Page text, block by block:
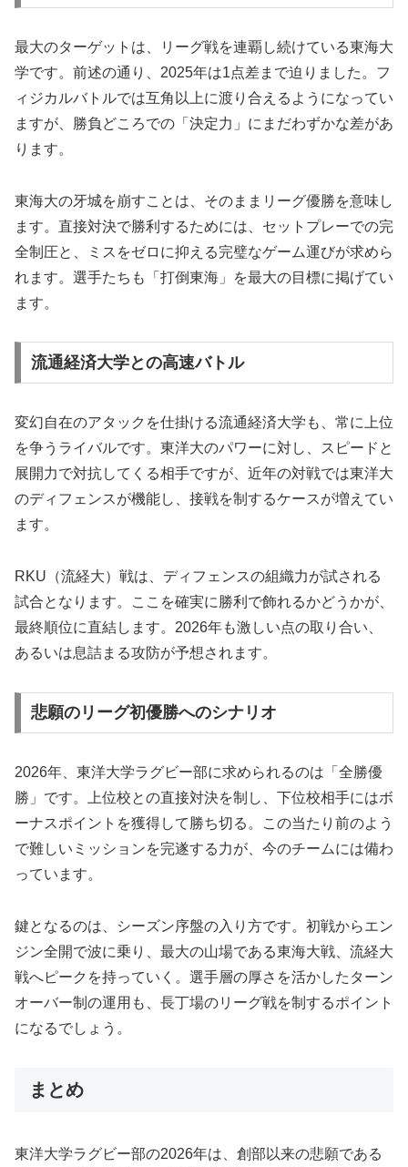
最大のターゲットは、リーグ戦を連覇し続けている東海大
学です。前述の通り、2025年は1点差まで迫りました。フ
ィジカルバトルでは互角以上に渡り合えるようになってい
ますが、勝負どころでの「決定力」にまだわずかな差があ
ります。
東海大の牙城を崩すことは、そのままリーグ優勝を意味し
ます。直接対決で勝利するためには、セットプレーでの完
全制圧と、ミスをゼロに抑える完璧なゲーム運びが求めら
れます。選手たちも「打倒東海」を最大の目標に掲げてい
ます。
流通経済大学との高速バトル
変幻自在のアタックを仕掛ける流通経済大学も、常に上位
を争うライバルです。東洋大のパワーに対し、スピードと
展開力で対抗してくる相手ですが、近年の対戦では東洋大
のディフェンスが機能し、接戦を制するケースが増えてい
ます。
RKU（流経大）戦は、ディフェンスの組織力が試される
試合となります。ここを確実に勝利で飾れるかどうかが、
最終順位に直結します。2026年も激しい点の取り合い、
あるいは息詰まる攻防が予想されます。
悲願のリーグ初優勝へのシナリオ
2026年、東洋大学ラグビー部に求められるのは「全勝優
勝」です。上位校との直接対決を制し、下位校相手にはボ
ーナスポイントを獲得して勝ち切る。この当たり前のよう
で難しいミッションを完遂する力が、今のチームには備わ
っています。
鍵となるのは、シーズン序盤の入り方です。初戦からエン
ジン全開で波に乗り、最大の山場である東海大戦、流経大
戦へピークを持っていく。選手層の厚さを活かしたターン
オーバー制の運用も、長丁場のリーグ戦を制するポイント
になるでしょう。
まとめ
東洋大学ラグビー部の2026年は、創部以来の悲願である